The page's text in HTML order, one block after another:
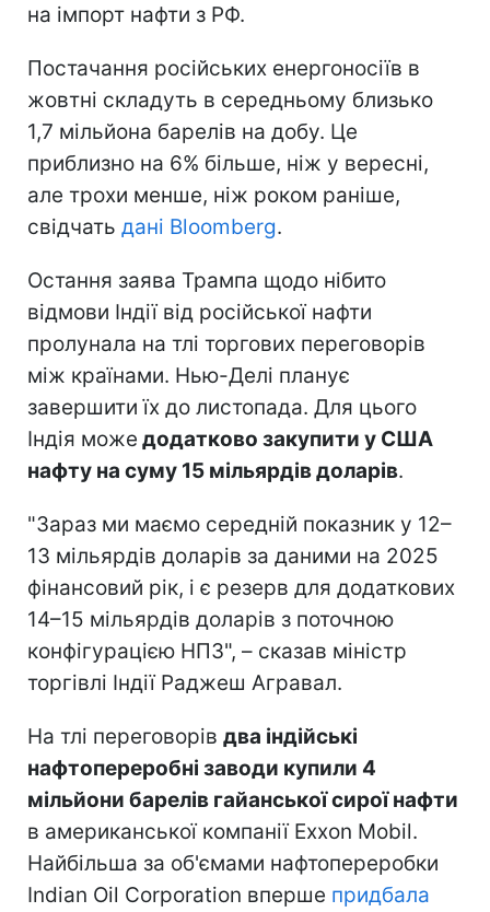
на імпорт нафти з РФ.
Постачання російських енергоносіїв в
жовтні складуть в середньому близько
1,7 мільйона барелів на добу. Це
приблизно на 6% більше, ніж у вересні,
але трохи менше, ніж роком раніше,
свідчать дані Bloomberg.
Остання заява Трампа щодо нібито
відмови Індії від російської нафти
пролунала на тлі торгових переговорів
між країнами. Нью-Делі планує
завершити їх до листопада. Для цього
Індія може додатково закупити у США
нафту на суму 15 мільярдів доларів.
"Зараз ми маємо середній показник у 12–
13 мільярдів доларів за даними на 2025
фінансовий рік, і є резерв для додаткових
14–15 мільярдів доларів з поточною
конфігурацією НПЗ", – сказав міністр
торгівлі Індії Раджеш Агравал.
На тлі переговорів два індійські
нафтопереробні заводи купили 4
мільйони барелів гайанської сирої нафти
в американської компанії Exxon Mobil.
Найбільша за об'ємами нафтопереробки
Indian Oil Corporation вперше придбала